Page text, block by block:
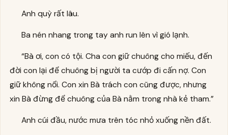
Anh quỳ rất lâu.
Ba nén nhang trong tay anh run lên vì gió lạnh.
“Bà ơi, con có tội. Cha con giữ chuông cho miếu, đến
đời con lại để chuông bị người ta cướp đi cấn nợ. Con
giữ không nổi. Con xin Bà trách con cũng được, nhưng
xin Bà đừng để chuông của Bà nằm trong nhà kẻ tham.”
Anh cúi đầu, nước mưa trên tóc nhỏ xuống nền đất.